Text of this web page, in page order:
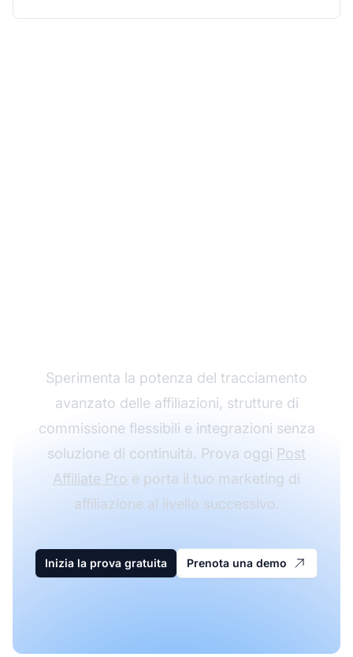
Sperimenta la potenza del tracciamento
avanzato delle affiliazioni, strutture di
commissione flessibili e integrazioni senza
soluzione di continuità. Prova oggi Post
Affiliate Pro e porta il tuo marketing di
affiliazione al livello successivo.
Inizia la prova gratuita Prenota una demo